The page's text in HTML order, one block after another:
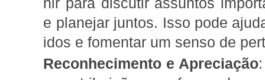
e planejar juntos. Isso pode
idos e fomentar um senso de
Reconhecimento e Apreciação